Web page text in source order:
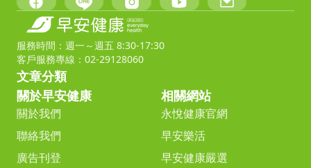
服務時間：週一～週五 8:30-17:30
客戶服務專線：02-29128060
文章分類
關於早安健康
關於我們
聯絡我們
廣告刊登
相關網站
永悅健康官網
早安樂活
早安健康嚴選